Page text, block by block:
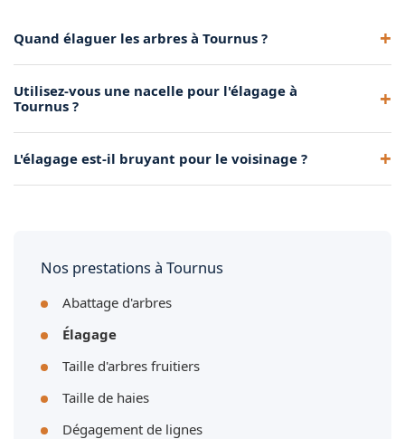
Quand élaguer les arbres à Tournus ?
feuilles sont tombées et que l'arbre est en dormance. Les
Utilisez-vous une nacelle pour l'élagage à
Tournus ?
faciles. En terrain difficile, nos élagueurs grimpeurs
interviennent avec harnais et cordes.
L'élagage est-il bruyant pour le voisinage ?
Nos prestations à Tournus
Abattage d'arbres
Élagage
Taille d'arbres fruitiers
Taille de haies
Dégagement de lignes